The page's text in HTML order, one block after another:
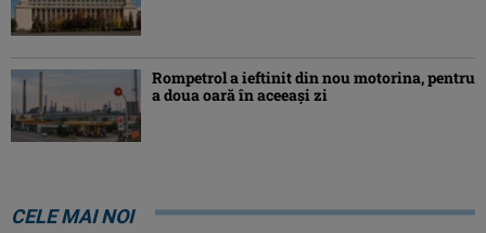
Rompetrol a ieftinit din nou motorina, pentru
a doua oară în aceeași zi
CELE MAI NOI